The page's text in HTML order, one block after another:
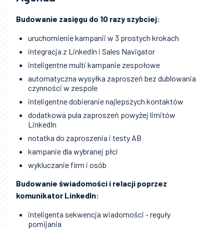
Budowanie zasięgu do 10 razy szybciej:
uruchomienie kampanii w 3 prostych krokach
integracja z LinkedIn i Sales Navigator
inteligentne multi kampanie zespołowe
automatyczna wysyłka zaproszeń bez dublowania
czynności w zespole
inteligentne dobieranie najlepszych kontaktów
dodatkowa pula zaproszeń powyżej limitów
LinkedIn
notatka do zaproszenia i testy AB
kampanie dla wybranej płci
wykluczanie firm i osób
Budowanie świadomości i relacji poprzez
komunikator LinkedIn:
inteligenta sekwencja wiadomości - reguły
pomijania